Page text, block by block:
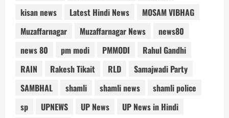
kisan news
Latest Hindi News
MOSAM VIBHAG
Muzaffarnagar
Muzaffarnagar News
news80
news 80
pm modi PMMODI
Rahul Gandhi
RAIN
Rakesh Tikait RLD
Samajwadi Party
SAMBHAL
shamli shamli news
shamli police
sp
UPNEWS UP News
UP News in Hindi